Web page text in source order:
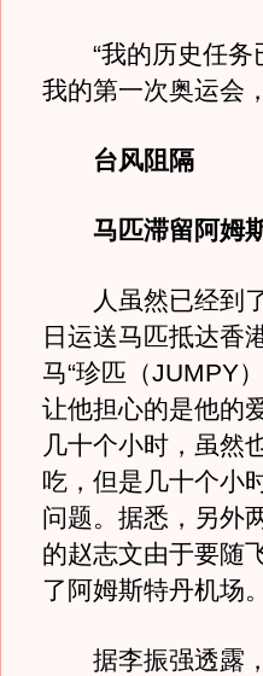
“我的历史任务
我的第一次奥运会
台风阻隔
马匹滞留阿姆
人虽然已经到了
日运送马匹抵达香
马“珍匹（JUMPY
让他担心的是他的
几十个小时，虽然
吃，但是几十个小
问题。据悉，另外
的赵志文由于要随
了阿姆斯特丹机场。
据李振强透露，